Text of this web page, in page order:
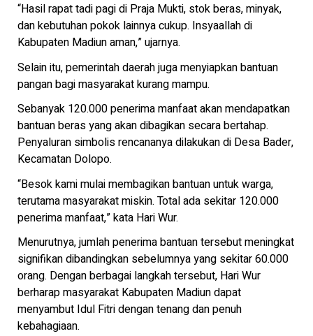
“Hasil rapat tadi pagi di Praja Mukti, stok beras, minyak,
dan kebutuhan pokok lainnya cukup. Insyaallah di
Kabupaten Madiun aman,” ujarnya.
Selain itu, pemerintah daerah juga menyiapkan bantuan
pangan bagi masyarakat kurang mampu.
Sebanyak 120.000 penerima manfaat akan mendapatkan
bantuan beras yang akan dibagikan secara bertahap.
Penyaluran simbolis rencananya dilakukan di Desa Bader,
Kecamatan Dolopo.
“Besok kami mulai membagikan bantuan untuk warga,
terutama masyarakat miskin. Total ada sekitar 120.000
penerima manfaat,” kata Hari Wur.
Menurutnya, jumlah penerima bantuan tersebut meningkat
signifikan dibandingkan sebelumnya yang sekitar 60.000
orang. Dengan berbagai langkah tersebut, Hari Wur
berharap masyarakat Kabupaten Madiun dapat
menyambut Idul Fitri dengan tenang dan penuh
kebahagiaan.